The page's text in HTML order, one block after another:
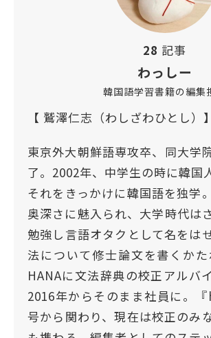
28 記事
わっしー
韓国語学習書籍の編集
【 鷲澤仁志（わしざわひとし）】
東京外大朝鮮語専攻卒、同大学
了。2002年、中学生の時に韓国
それをきっかけに韓国語を独学
奥深さに魅入られ、大学時代は
勉強し言語オタクとして名をは
法について修士論文を書くかた
HANAに文法辞典の校正アルバ
2016年からそのまま社員に。
号から関わり、現在は校正のみ